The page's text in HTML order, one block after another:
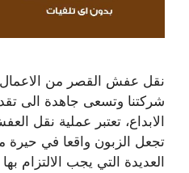
نقل عفش القصر من الاعمال
شركتنا وتسعى جاهدة الى
الابداع، تعتبر عملية نقل
تجعل الزبون واقعا في حيرة
العديدة التي يجب الالتزام